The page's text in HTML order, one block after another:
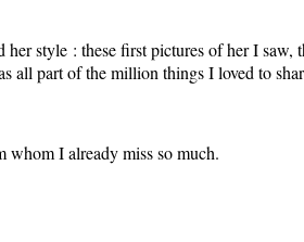
style : these first pictures of her I
all part of the million things I loved to
I already miss so much.